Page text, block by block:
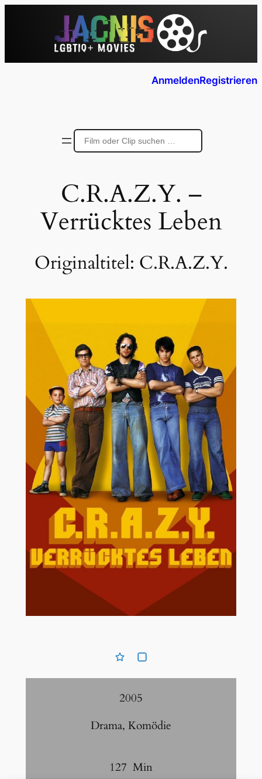
AnmeldenRegistrieren
C.R.A.Z.Y. –
Verrücktes Leben
Originaltitel: C.R.A.Z.Y.
2005
Drama, Komödie
127 Min